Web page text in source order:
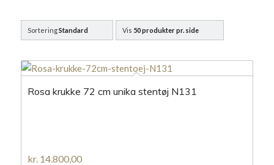
SorteringStandard Vis 50 produkter pr. side
Rosa krukke 72 cm unika stentøj N131
kr.14.800,00